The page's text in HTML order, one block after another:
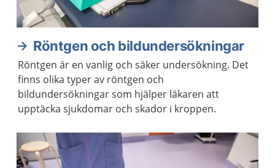
Röntgen och bildundersökningar
Röntgen är en vanlig och säker undersökning. Det
finns olika typer av röntgen och
bildundersökningar som hjälper läkaren att
upptäcka sjukdomar och skador i kroppen.